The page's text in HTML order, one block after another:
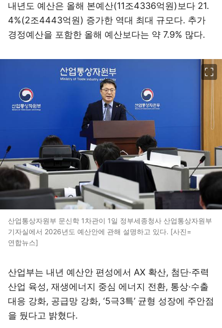
내년도 예산은 올해 본예산(11조4336억원)보다 21.
4%(2조4443억원) 증가한 역대 최대 규모다. 추가
경정예산을 포함한 올해 예산보다는 약 7.9% 많다.
산업통상자원부 문신학 1차관이 1일 정부세종청사 산업통상자원부
기자실에서 2026년도 예산안에 관해 설명하고 있다. [사진=
연합뉴스]
산업부는 내년 예산안 편성에서 AX 확산, 첨단·주력
산업 육성, 재생에너지 중심 에너지 전환, 통상·수출
대응 강화, 공급망 강화, ‘5극3특’ 균형 성장에 주안점
을 뒀다고 밝혔다.